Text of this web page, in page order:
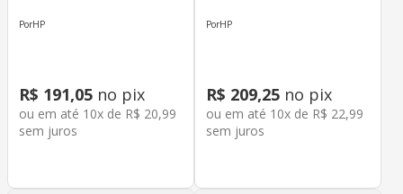
HP
R$ 191,05 no pix
ou em até 10x de R$ 20,99
sem juros
HP
R$ 209,25 no pix
ou em até 10x de R$ 22,99
sem juros